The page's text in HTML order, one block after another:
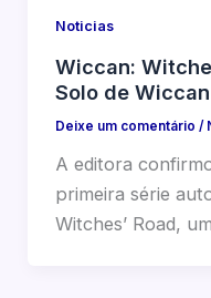
Noticias
Wiccan:
Solo de Wiccan
Deixe um comentário /
A editora
primeira série
Witches’ Road,